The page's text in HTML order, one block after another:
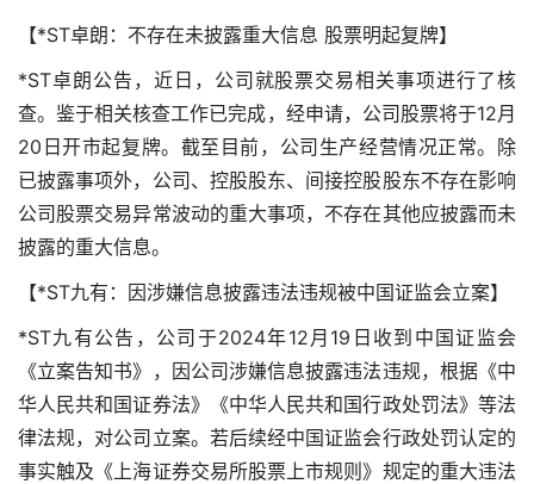
【*ST卓朗：不存在未披露重大信息 股票明起复牌】
*ST卓朗公告，近日，公司就股票交易相关事项进行了核
查。鉴于相关核查工作已完成，经申请，公司股票将于12月
20日开市起复牌。截至目前，公司生产经营情况正常。除
已披露事项外，公司、控股股东、间接控股股东不存在影响
公司股票交易异常波动的重大事项，不存在其他应披露而未
披露的重大信息。
【*ST九有：因涉嫌信息披露违法违规被中国证监会立案】
*ST九有公告，公司于2024年12月19日收到中国证监会
《立案告知书》，因公司涉嫌信息披露违法违规，根据《中
华人民共和国证券法》《中华人民共和国行政处罚法》等法
律法规，对公司立案。若后续经中国证监会行政处罚认定的
事实触及《上海证券交易所股票上市规则》规定的重大违法